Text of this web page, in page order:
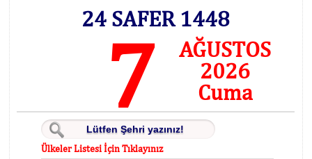
24 SAFER 1448
7
AĞUSTOS
2026
Cuma
Ülkeler Listesi İçin Tıklayınız